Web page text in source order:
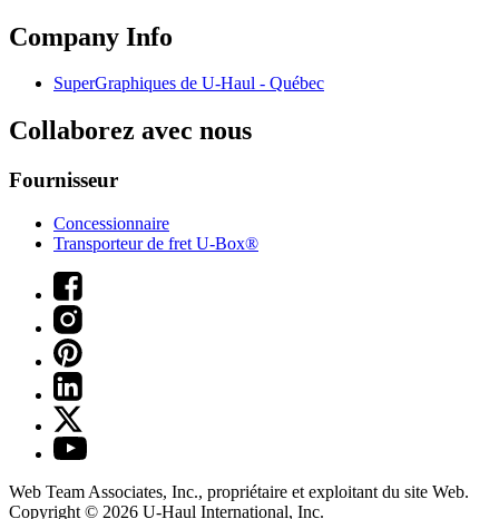
Company Info
SuperGraphiques de U-Haul - Québec
Collaborez avec nous
Fournisseur
Concessionnaire
Transporteur de fret U-Box®
Web Team Associates, Inc., propriétaire et exploitant du site Web.
Copyright © 2026 U-Haul International, Inc.